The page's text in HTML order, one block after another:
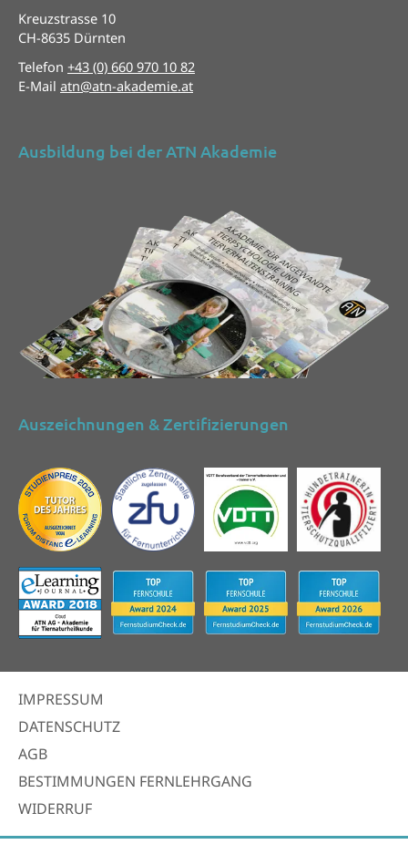
Kreuzstrasse 10
CH-8635 Dürnten
Telefon +43 (0) 660 970 10 82
E-Mail atn@atn-akademie.at
Ausbildung bei der ATN Akademie
Auszeichnungen & Zertifizierungen
IMPRESSUM
DATENSCHUTZ
AGB
BESTIMMUNGEN FERNLEHRGANG
WIDERRUF